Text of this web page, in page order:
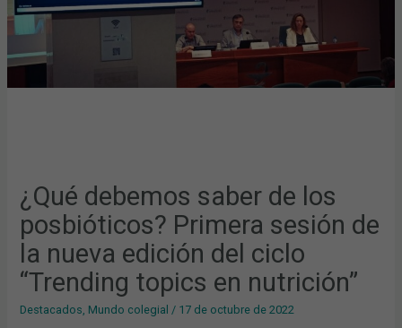
¿Qué debemos saber de los
posbióticos? Primera sesión de
la nueva edición del ciclo
“Trending topics en nutrición”
Destacados, Mundo colegial / 17 de octubre de 2022
DE
LA
NUEVA
DEL
CICLO
TOPICS